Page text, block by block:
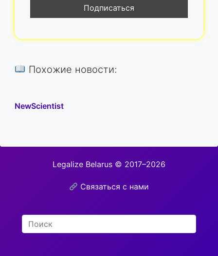
Похожие новости:
NewScientist
Legalize Belarus © 2017–2026
Связаться с нами